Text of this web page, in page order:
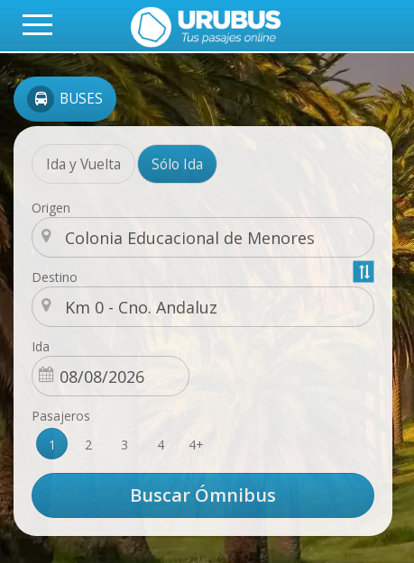
BUSES
Ida y Vuelta Sólo Ida
Origen
Destino
Ida
Pasajeros
1
2 3 4 4+